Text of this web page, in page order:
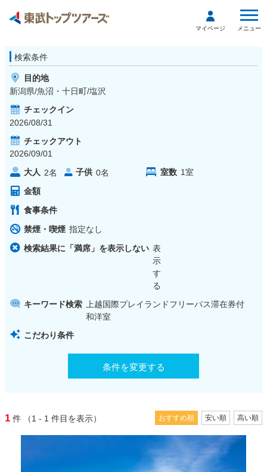
マイページ メニュー
検索条件
目的地
新潟県/魚沼・十日町/塩沢
チェックイン
2026/08/31
チェックアウト
2026/09/01
大人 2名 子供 0名 室数 1室
金額
食事条件
禁煙・喫煙 指定なし
検索結果に「満席」を表示しない 表
示
す
る
キーワード検索
上越国際プレイランドフリーパス滞在券付
和洋室
こだわり条件
条件を変更する
1 件 （1 - 1 件目を表示） おすすめ順 安い順 高い順